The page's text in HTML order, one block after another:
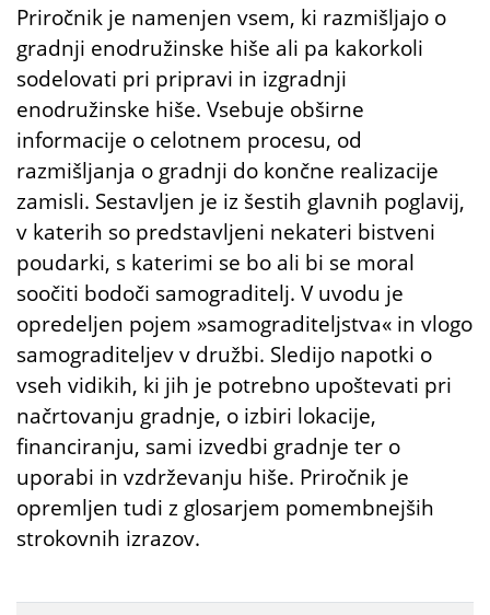
Priročnik je namenjen vsem, ki razmišljajo o
gradnji enodružinske hiše ali pa kakorkoli
sodelovati pri pripravi in izgradnji
enodružinske hiše. Vsebuje obširne
informacije o celotnem procesu, od
razmišljanja o gradnji do končne realizacije
zamisli. Sestavljen je iz šestih glavnih poglavij,
v katerih so predstavljeni nekateri bistveni
poudarki, s katerimi se bo ali bi se moral
soočiti bodoči samograditelj. V uvodu je
opredeljen pojem »samograditeljstva« in vlogo
samograditeljev v družbi. Sledijo napotki o
vseh vidikih, ki jih je potrebno upoštevati pri
načrtovanju gradnje, o izbiri lokacije,
financiranju, sami izvedbi gradnje ter o
uporabi in vzdrževanju hiše. Priročnik je
opremljen tudi z glosarjem pomembnejših
strokovnih izrazov.